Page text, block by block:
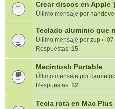
Crear discos en Apple
Último mensaje por nandove
Teclado aluminio que
Último mensaje por zup « 07
Respuestas: 15
Macintosh Portable
Último mensaje por
Respuestas: 12
Tecla rota en Mac Plus